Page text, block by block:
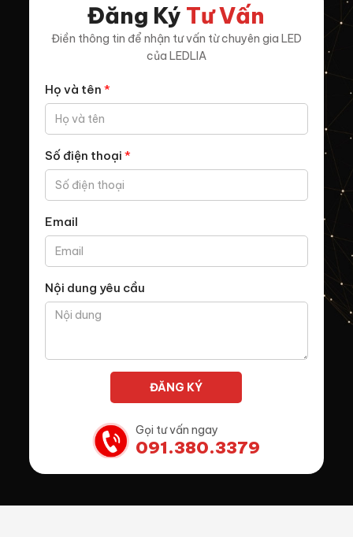
Đăng Ký Tư Vấn
Điền thông tin để nhận tư vấn từ chuyên gia LED
của LEDLIA
Họ và tên *
Số điện thoại *
Email
Nội dung yêu cầu
Gọi tư vấn ngay
091.380.3379